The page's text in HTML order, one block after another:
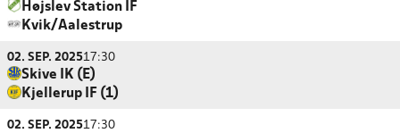
Højslev Station IF
Kvik/Aalestrup
02. SEP. 202517:30
Skive IK (E)
Kjellerup IF (1)
02. SEP. 202517:30